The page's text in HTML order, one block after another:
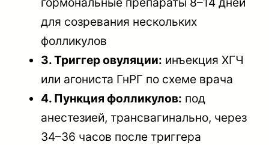
для созревания нескольких
фолликулов
3. Триггер овуляции: инъекция ХГЧ
или агониста ГнРГ по схеме врача
4. Пункция фолликулов: под
анестезией, трансвагинально, через
34–36 часов после триггера